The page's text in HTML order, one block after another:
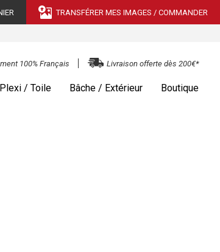
TRANSFÉRER MES IMAGES / COMMANDER
100% Français Livraison offerte dès 200€*
Plexi / Toile Bâche / Extérieur Boutique